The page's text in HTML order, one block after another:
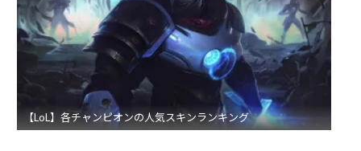
【LoL】各チャンピオンの人気スキンランキング